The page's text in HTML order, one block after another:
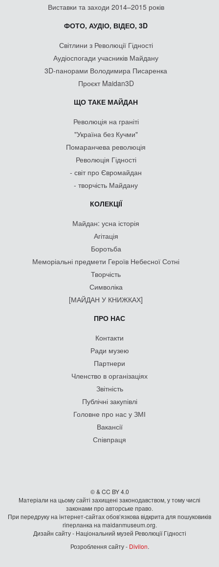
Виставки та заходи 2014–2015 років
ФОТО, АУДІО, ВІДЕО, 3D
Світлини з Революції Гідності
Аудіоспогади учасників Майдану
3D-панорами Володимира Писаренка
Проєкт Maidan3D
ЩО ТАКЕ МАЙДАН
Революція на граніті
"Україна без Кучми"
Помаранчева революція
Революція Гідності
- світ про Євромайдан
- творчість Майдану
КОЛЕКЦІЇ
Майдан: усна історія
Агітація
Боротьба
Меморіальні предмети Героїв Небесної Сотні
Творчість
Символіка
[МАЙДАН У КНИЖКАХ]
ПРО НАС
Контакти
Ради музею
Партнери
Членство в організаціях
Звітність
Публічні закупівлі
Головне про нас у ЗМІ
Вакансії
Співпраця
© & CC BY 4.0
Матеріали на цьому сайті захищені законодавством, у тому числі
законами про авторське право.
При передруку на iнтернет-сайтах обов’язкова відкрита для пошуковиків
гiперланка на maidanmuseum.org.
Дизайн сайту - Національний музей Революції Гідності
Розроблення сайту - Divilon.